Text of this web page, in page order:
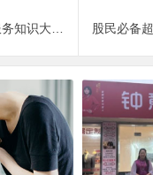
2020全国商用车服务知识大赛，河北诚实集团载誉而归！